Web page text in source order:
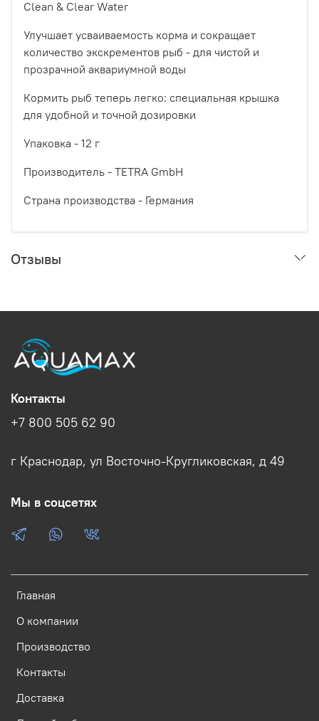
Clean & Clear Water
Улучшает усваиваемость корма и сокращает
количество экскрементов рыб - для чистой и
прозрачной аквариумной воды
Кормить рыб теперь легко: специальная крышка
для удобной и точной дозировки
Упаковка - 12 г
Производитель - TETRA GmbH
Страна производства - Германия
Отзывы
Главная
О компании
Производство
Контакты
Доставка
Контакты
+7 800 505 62 90
г Краснодар, ул Восточно-Кругликовская, д 49
Мы в соцсетях